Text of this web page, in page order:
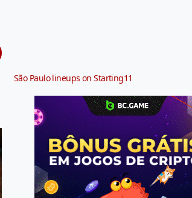
São Paulo lineups on Starting11